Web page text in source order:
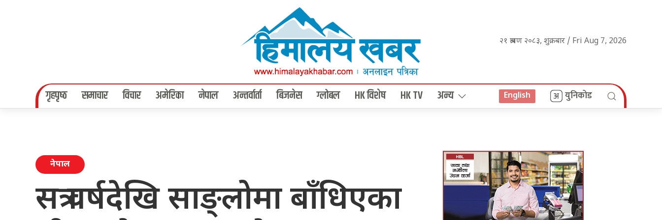
२१ श्रावण २०८३, शुक्रबार / Fri Aug 7, 2026
गृहपृष्‍ठ समाचार विचार अमेरिका नेपाल अन्तर्वार्ता बिजनेस ग्लोबल HK विशेष HK TV अन्य English युनिकोड
नेपाल
सत्र वर्षदेखि साङ्लोमा बाँधिएका